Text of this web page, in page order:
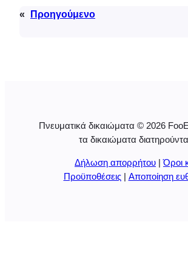
«
Προηγούμενο
Πνευματικά δικαιώματα © 2026
τα δικαιώματα
Δήλωση απορρήτου |Όροι
Προϋποθέσεις| Αποποίηση